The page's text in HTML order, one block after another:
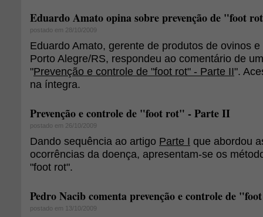
Eduardo Amato opina sobre prevenção de "foot
postado em 28/10/2009
Eduardo Amato, gerente de produtos de ovinos
Porto Alegre/RS, respondeu ao comentário de
"Prevenção e controle de "foot rot" - Parte II".
na íntegra.
Prevenção e controle de "foot rot" - Parte II
postado em 26/10/2009
Dando sequência ao artigo Parte I que abordou
ocorrências da doença, apresentam-se os
"foot rot".
Pedro Nacib comenta prevenção e controle de
postado em 13/10/2009